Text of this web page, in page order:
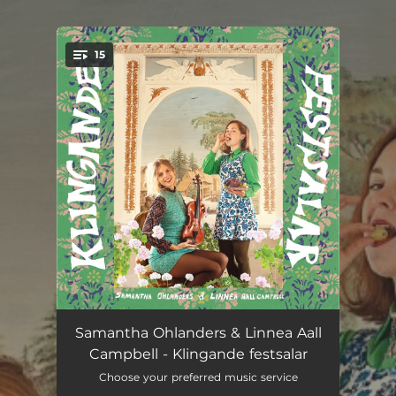
You're all set!
15
Genom de uppslagna dörrarna, Långdans åt flickorne 02:51
Å nog så var jag viller 00:29
Samantha Ohlanders & Linnea Aall
Campbell - Klingande festsalar
Choose your preferred music service